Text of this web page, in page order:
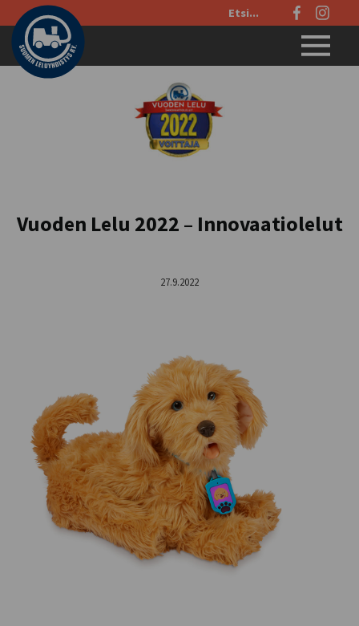
Etsi
sivustolta:
Vuoden Lelu 2022 – Innovaatiolelut
27.9.2022